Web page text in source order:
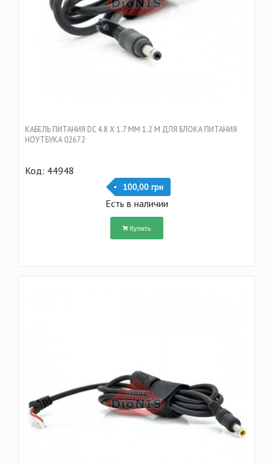
КАБЕЛЬ ПИТАНИЯ DC 4.8 Х 1.7 ММ 1.2 M ДЛЯ БЛОКА ПИТАНИЯ
НОУТБУКА 02672
Код: 44948
100,00 грн
Есть в наличии
Купить